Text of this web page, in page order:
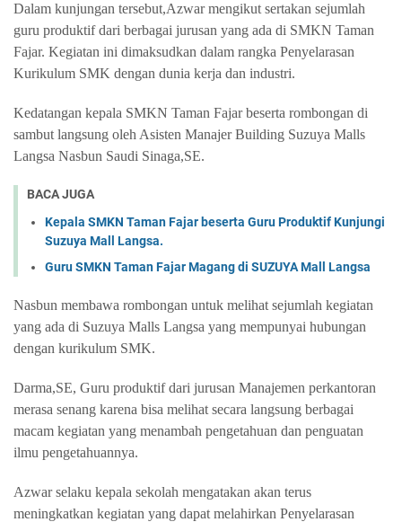
Dalam kunjungan tersebut,Azwar mengikut sertakan sejumlah
guru produktif dari berbagai jurusan yang ada di SMKN Taman
Fajar. Kegiatan ini dimaksudkan dalam rangka Penyelarasan
Kurikulum SMK dengan dunia kerja dan industri.
Kedatangan kepala SMKN Taman Fajar beserta rombongan di
sambut langsung oleh Asisten Manajer Building Suzuya Malls
Langsa Nasbun Saudi Sinaga,SE.
BACA JUGA
Kepala SMKN Taman Fajar beserta Guru Produktif Kunjungi
Suzuya Mall Langsa.
Guru SMKN Taman Fajar Magang di SUZUYA Mall Langsa
Nasbun membawa rombongan untuk melihat sejumlah kegiatan
yang ada di Suzuya Malls Langsa yang mempunyai hubungan
dengan kurikulum SMK.
Darma,SE, Guru produktif dari jurusan Manajemen perkantoran
merasa senang karena bisa melihat secara langsung berbagai
macam kegiatan yang menambah pengetahuan dan penguatan
ilmu pengetahuannya.
Azwar selaku kepala sekolah mengatakan akan terus
meningkatkan kegiatan yang dapat melahirkan Penyelarasan